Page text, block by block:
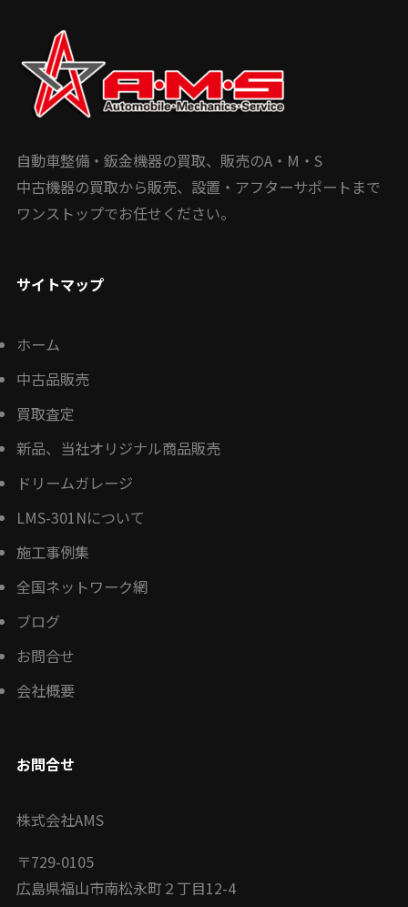
自動車整備・鈑金機器の買取、販売のA・M・S
中古機器の買取から販売、設置・アフターサポートまで
ワンストップでお任せください。
サイトマップ
ホーム
中古品販売
買取査定
新品、当社オリジナル商品販売
ドリームガレージ
LMS-301Nについて
施工事例集
全国ネットワーク網
ブログ
お問合せ
会社概要
お問合せ
株式会社AMS
〒729-0105
広島県福山市南松永町２丁目12-4